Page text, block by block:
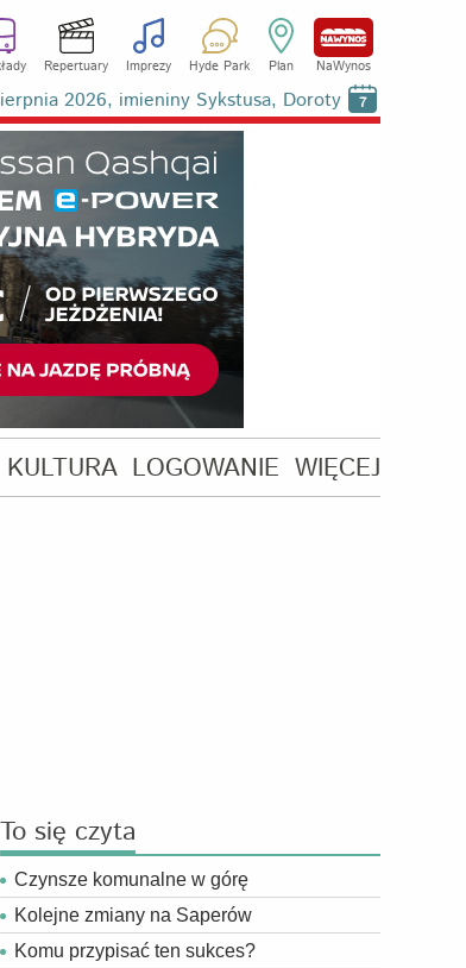
Repertuary Imprezy Hyde Park Plan NaWynos
2026, imieniny Sykstusa, Doroty 7
KULTURA LOGOWANIE WIĘCEJ
To się czyta
Czynsze komunalne w górę
Kolejne zmiany na Saperów
Komu przypisać ten sukces?